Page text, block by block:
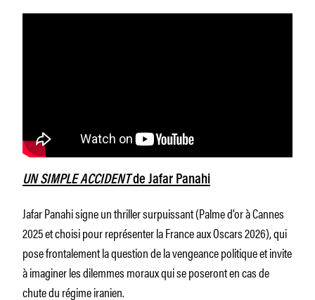
UN SIMPLE ACCIDENTde Jafar Panahi
Jafar Panahi signe un thriller surpuissant (Palme d’or à Cannes
2025 et choisi pour représenter la France aux Oscars 2026), qui
pose frontalement la question de la vengeance politique et invite
à imaginer les dilemmes moraux qui se poseront en cas de
chute du régime iranien.